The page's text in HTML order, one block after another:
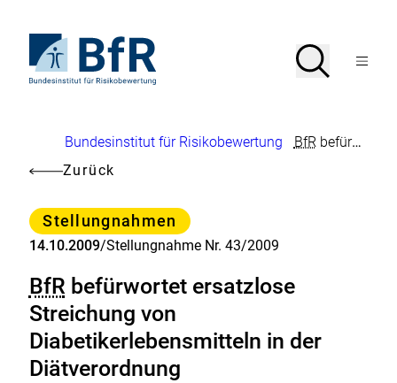
Seiteninhalt
springenStartseite
von
Suche
SucheMenü
Brotkrumennavigation
Bundesinstitut für Risikobewertung BfRbefürwortet ersatzlose Streichung von Diabetikerlebensmitteln in der Diätverordnung
Zurück
Kategorie
Stellungnahmen
14.10.2009/Stellungnahme Nr. 43/2009
BfR befürwortet ersatzlose
Streichung von
Diabetikerlebensmitteln in der
Diätverordnung